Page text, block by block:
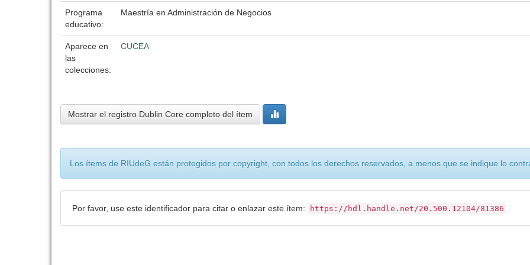
Programa
educativo:
Maestría en Administración de Negocios
Aparece en
las
colecciones:
CUCEA
Mostrar el registro Dublin Core completo del ítem
Los ítems de RIUdeG están protegidos por copyright, con todos los derechos reservados, a menos que se indique lo
Por favor, use este identificador para citar o enlazar este ítem: https://hdl.handle.net/20.500.12104/81386